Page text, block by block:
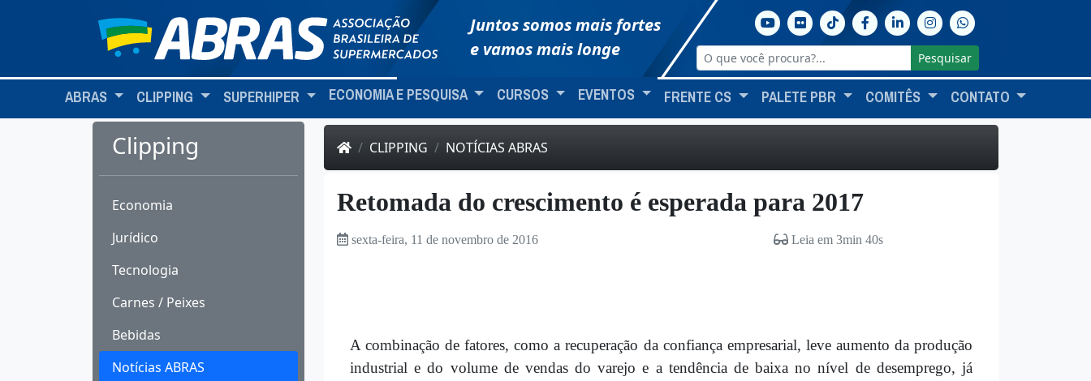
Juntos somos mais fortes
e vamos mais longe
Pesquisar
ABRAS CLIPPING SUPERHIPER ECONOMIA E PESQUISA CURSOS EVENTOS FRENTE CS PALETE PBR COMITÊS CONTATO
Clipping
Economia
Jurídico
Tecnologia
Carnes / Peixes
Bebidas
Notícias ABRAS
CLIPPING NOTÍCIAS ABRAS
Retomada do crescimento é esperada para 2017
sexta-feira, 11 de novembro de 2016 Leia em 3min 40s
A combinação de fatores, como a recuperação da confiança empresarial, leve aumento da produção
industrial e do volume de vendas do varejo e a tendência de baixa no nível de desemprego, já